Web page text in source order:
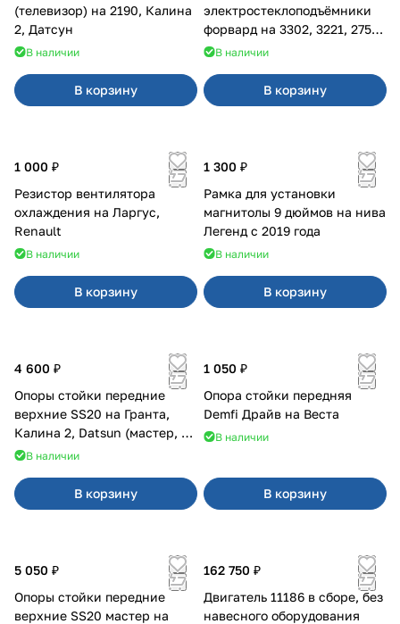
(телевизор) на 2190, Калина
2, Датсун
В наличии
В корзину
электростеклоподъёмники
форвард на 3302, 3221, 2752,
2217В наличии
В корзину
1 000 ₽
Резистор вентилятора
охлаждения на Ларгус,
Renault
В наличии
В корзину
1 300 ₽
Рамка для установки
магнитолы 9 дюймов на нива
Легенд с 2019 года
В наличии
В корзину
4 600 ₽
Опоры стойки передние
верхние SS20 на Гранта,
Калина 2, Datsun (мастер, с
ЭлУР, с подшипником) 2шт
В наличии
В корзину
1 050 ₽
Опора стойки передняя
Demfi Драйв на Веста
В наличии
В корзину
5 050 ₽
Опоры стойки передние
верхние SS20 мастер на
162 750 ₽
Двигатель 11186 в сборе, без
навесного оборудования